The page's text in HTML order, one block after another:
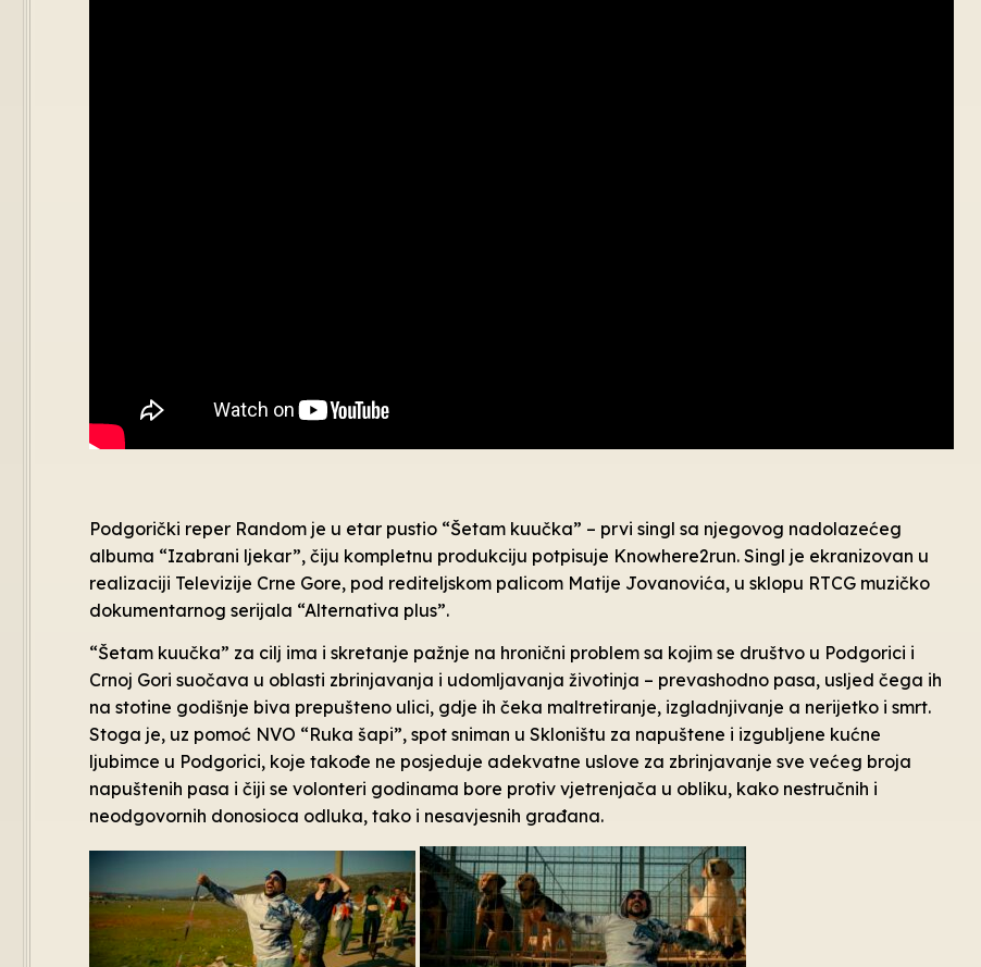
Podgorički reper Random je u etar pustio “Šetam kuučka” – prvi singl sa njegovog nadolazećeg
albuma “Izabrani ljekar”, čiju kompletnu produkciju potpisuje Knowhere2run. Singl je ekranizovan u
realizaciji Televizije Crne Gore, pod rediteljskom palicom Matije Jovanovića, u sklopu RTCG muzičko
dokumentarnog serijala “Alternativa plus”.
“Šetam kuučka” za cilj ima i skretanje pažnje na hronični problem sa kojim se društvo u Podgorici i
Crnoj Gori suočava u oblasti zbrinjavanja i udomljavanja životinja – prevashodno pasa, usljed čega ih
na stotine godišnje biva prepušteno ulici, gdje ih čeka maltretiranje, izgladnjivanje a nerijetko i smrt.
Stoga je, uz pomoć NVO “Ruka šapi”, spot sniman u Skloništu za napuštene i izgubljene kućne
ljubimce u Podgorici, koje takođe ne posjeduje adekvatne uslove za zbrinjavanje sve većeg broja
napuštenih pasa i čiji se volonteri godinama bore protiv vjetrenjača u obliku, kako nestručnih i
neodgovornih donosioca odluka, tako i nesavjesnih građana.